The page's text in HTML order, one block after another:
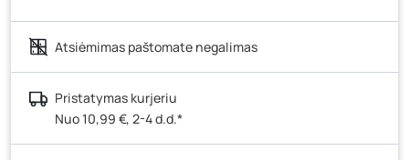
Ateities g. 15, Vilnius- 0 vienetų
Kauno r., Narsiečių k., Vytauto g. 183, Kaunas
vienetai
Šilutės pl. 83A, Klaipėda
Pramonės g. 7, Šiauliai
Atsiėmimas paštomate negalimas
Pristatymas kurjeriu
Nuo 10,99 €, 2-4 d.d.*